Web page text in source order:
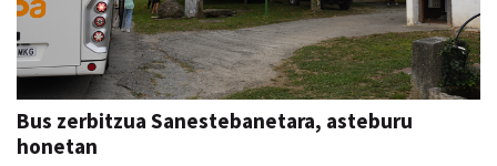
Bus zerbitzua Sanestebanetara, asteburu
honetan